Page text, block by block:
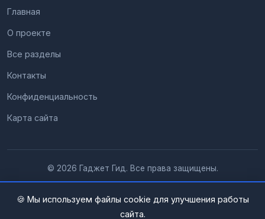
Главная
О проекте
Все разделы
Контакты
Конфиденциальность
Карта сайта
© 2026 Гаджет Гид. Все права защищены.
🍪 Мы используем файлы cookie для улучшения работы
сайта.